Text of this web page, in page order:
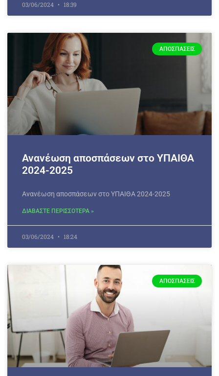
03/06/2024 18:39
ΑΠΟΣΠΆΣΕΙΣ
Ανανέωση αποσπάσεων στο ΥΠΑΙΘΑ
2024-2025
Ανανέωση αποσπάσεων στο ΥΠΑΙΘΑ 2024-2025
ΔΙΑΒΑΣΤΕ ΠΕΡΙΣΣΟΤΕΡΑ »
03/06/2024 18:24
ΑΠΟΣΠΆΣΕΙΣ